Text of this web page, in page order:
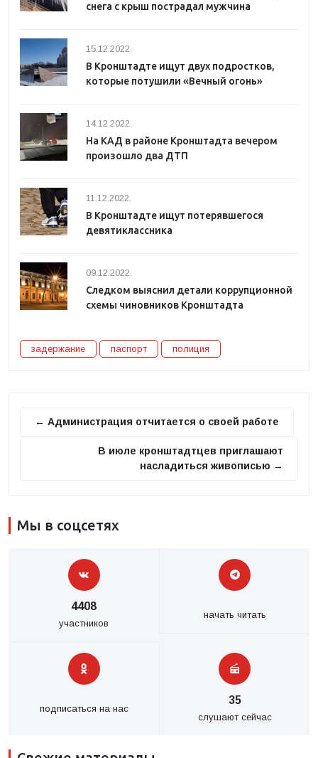
снега с крыш пострадал мужчина
15.12.2022.
В Кронштадте ищут двух подростков,
которые потушили «Вечный огонь»
14.12.2022.
На КАД в районе Кронштадта вечером
произошло два ДТП
11.12.2022.
В Кронштадте ищут потерявшегося
девятиклассника
09.12.2022.
Следком выяснил детали коррупционной
схемы чиновников Кронштадта
задержание паспорт полиция
← Администрация отчитается о своей работе
В июле кронштадтцев приглашают
насладиться живописью →
Мы в соцсетях
4408
участников
начать читать
подписаться на нас
35
слушают сейчас